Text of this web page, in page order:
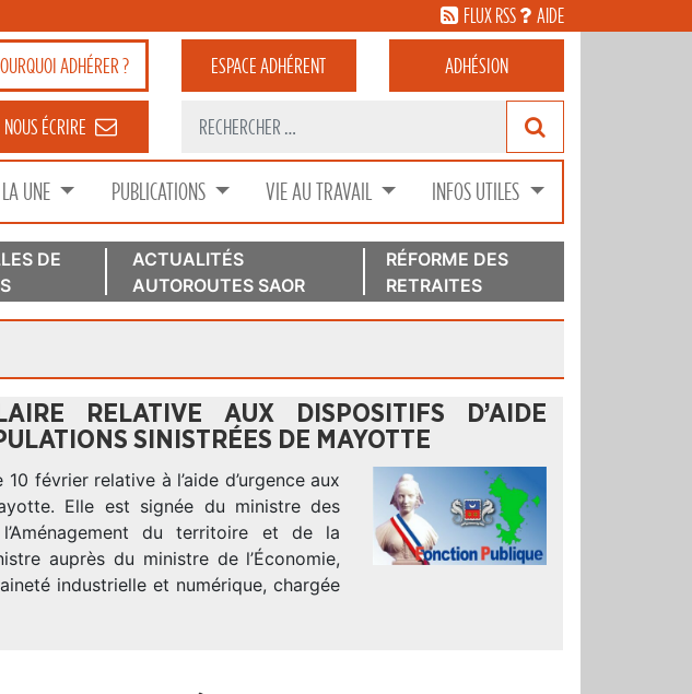
FLUX RSS AIDE
ADHÉRER ? ESPACEADHÉRENT ADHÉSION
NOUS ÉCRIRE
UNE PUBLICATIONS VIE AU TRAVAIL INFOS UTILES
DE
ACTUALITÉS
AUTOROUTES SAOR
RÉFORME DES
RETRAITES
RELATIVE AUX DISPOSITIFS D’AIDE
SINISTRÉES DE MAYOTTE
février relative à l’aide d’urgence aux
Elle est signée du ministre des
du territoire et de la
auprès du ministre de l’Économie,
industrielle et numérique, chargée